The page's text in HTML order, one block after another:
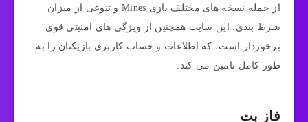
از جمله نسخه‌ های مختلف بازی Mines و تنوعی از میزان
شرط‌ بندی. این سایت همچنین از ویژگی‌ های امنیتی قوی
برخوردار است، که اطلاعات و حساب کاربری بازیکنان را به
طور کامل تامین می‌ کند.
فاز بت